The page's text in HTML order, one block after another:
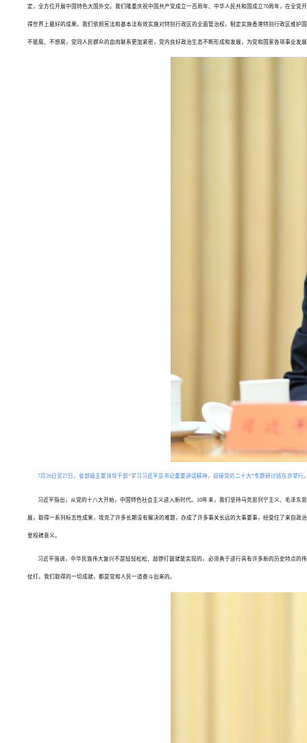
定，全方位开展中国特色大国外交。我们隆重庆祝中国共产党成立一百周年、中华人民共和国成立70周年，在全
得世界上最好的成果。我们依照宪法和基本法有效实施对特别行政区的全面管治权，制定实施香港特别行政区维
不能腐、不想腐，党同人民群众的血肉联系更加紧密，党内良好政治生态不断形成和发展，为党和国家各项事业发
7月26日至27日，省部级主要领导干部“学习习近平总书记重要讲话精神，迎接党的二十大”专题研讨班在京举
习近平指出，从党的十八大开始，中国特色社会主义进入新时代。10年来，我们坚持马克思列宁主义、毛泽
展，取得一系列标志性成果，攻克了许多长期没有解决的难题，办成了许多事关长远的大事要事，经受住了来自
里程碑意义。
习近平强调，中华民族伟大复兴不是轻轻松松、敲锣打鼓就能实现的，必须勇于进行具有许多新的历史特点
仗打。我们取得的一切成就，都是党和人民一道奋斗出来的。